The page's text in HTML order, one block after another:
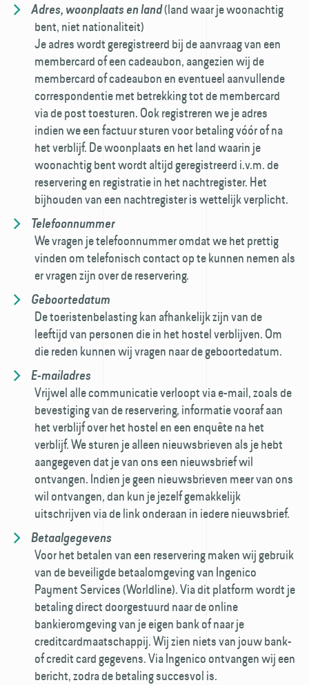
Adres, woonplaats en land(land waar je woonachtig
bent, niet nationaliteit)
Je adres wordt geregistreerd bij de aanvraag van een
member­card of een cadeaubon, aangezien wij de
membercard of cadeaubon en eventueel aanvullende
correspondentie met betrekking tot de member­card
via de post toesturen. Ook registreren we je adres
indien we een factuur sturen voor betaling vóór of na
het verblijf. De woonplaats en het land waarin je
woonachtig bent wordt altijd geregistreerd i.v.m. de
reservering en registratie in het nachtregister. Het
bijhouden van een nachtregister is wettelijk verplicht.
Telefoonnummer
We vragen je telefoonnummer omdat we het prettig
vinden om telefonisch contact op te kunnen nemen als
er vragen zijn over de reservering.
Geboortedatum
De toeristenbelasting kan afhankelijk zijn van de
leeftijd van personen die in het hostel verblijven. Om
die reden kunnen wij vragen naar de geboortedatum.
E-mailadres
Vrijwel alle communicatie verloopt via e-mail, zoals de
bevestiging van de reservering, informatie vooraf aan
het verblijf over het hostel en een enquête na het
verblijf. We sturen je alleen nieuwsbrieven als je hebt
aangegeven dat je van ons een nieuwsbrief wil
ontvangen. Indien je geen nieuwsbrieven meer van ons
wil ontvangen, dan kun je jezelf gemakkelijk
uitschrijven via de link onderaan in iedere nieuwsbrief.
Betaalgegevens
Voor het betalen van een reservering maken wij gebruik
van de beveiligde betaal­omgeving van Ingenico
Payment Services (Worldline). Via dit platform wordt je
betaling direct doorgestuurd naar de online
bankieromgeving van je eigen bank of naar je
creditcard­maatschappij. Wij zien niets van jouw bank-
of credit card gegevens. Via Ingenico ontvangen wij een
bericht, zodra de betaling succesvol is.